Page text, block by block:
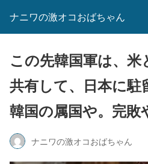
ナニワの激オコおばちゃん
この先韓国軍は、米
共有して、日本に駐
韓国の属国や。完敗
ナニワの激オコおばちゃん